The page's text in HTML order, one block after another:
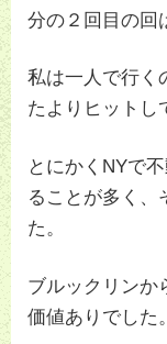
分の２回目の回
私は一人で行く
たよりヒットし
とにかくNYで
ることが多く、
た。
ブルックリンか
価値ありでした。